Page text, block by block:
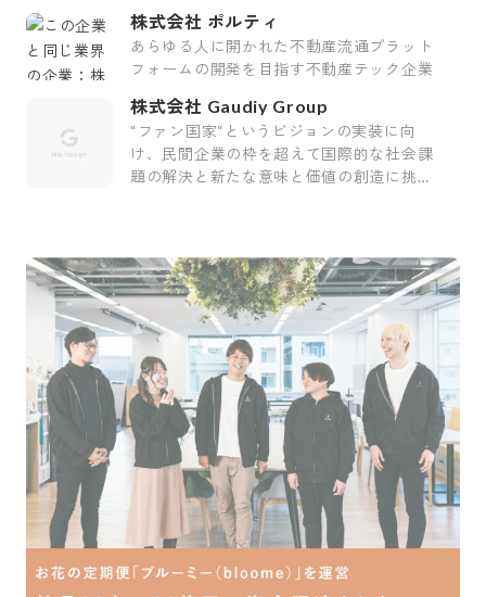
株式会社 ポルティ
あらゆる人に開かれた不動産流通プラット
フォームの開発を目指す不動産テック企業
株式会社 Gaudiy Group
“ファン国家“というビジョンの実装に向
け、民間企業の枠を超えて国際的な社会課
題の解決と新たな意味と価値の創造に挑む
採用をお考えの方 運営会社プライバシーポリシーセキュリティポリシー
利用者情報の外部送信
利用規約 よくある質問 サイトマップ Green Identity
Copyright© Atrae, Inc. All Right Reserved.
転職サイトGreen IT/Web・通信・インターネット系 インターネッ